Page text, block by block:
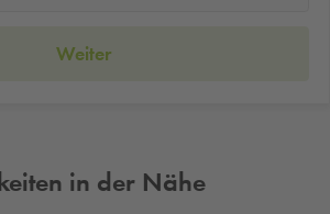
Weiter
in der Nähe